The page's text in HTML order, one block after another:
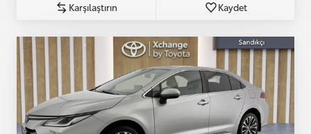
Karşılaştırın Kaydet